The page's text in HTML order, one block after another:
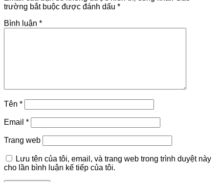
trường bắt buộc được đánh dấu *
Bình luận *
Tên *
Email *
Trang web
Lưu tên của tôi, email, và trang web trong trình duyệt này
cho lần bình luận kế tiếp của tôi.